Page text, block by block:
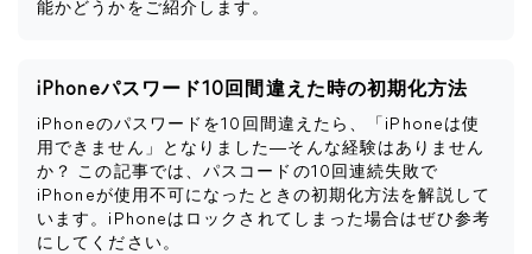
能かどうかをご紹介します。
iPhoneパスワード10回間違えた時の初期化方法
iPhoneのパスワードを10回間違えたら、「iPhoneは使
用できません」となりました―そんな経験はありません
か？ この記事では、パスコードの10回連続失敗で
iPhoneが使用不可になったときの初期化方法を解説して
います。iPhoneはロックされてしまった場合はぜひ参考
にしてください。